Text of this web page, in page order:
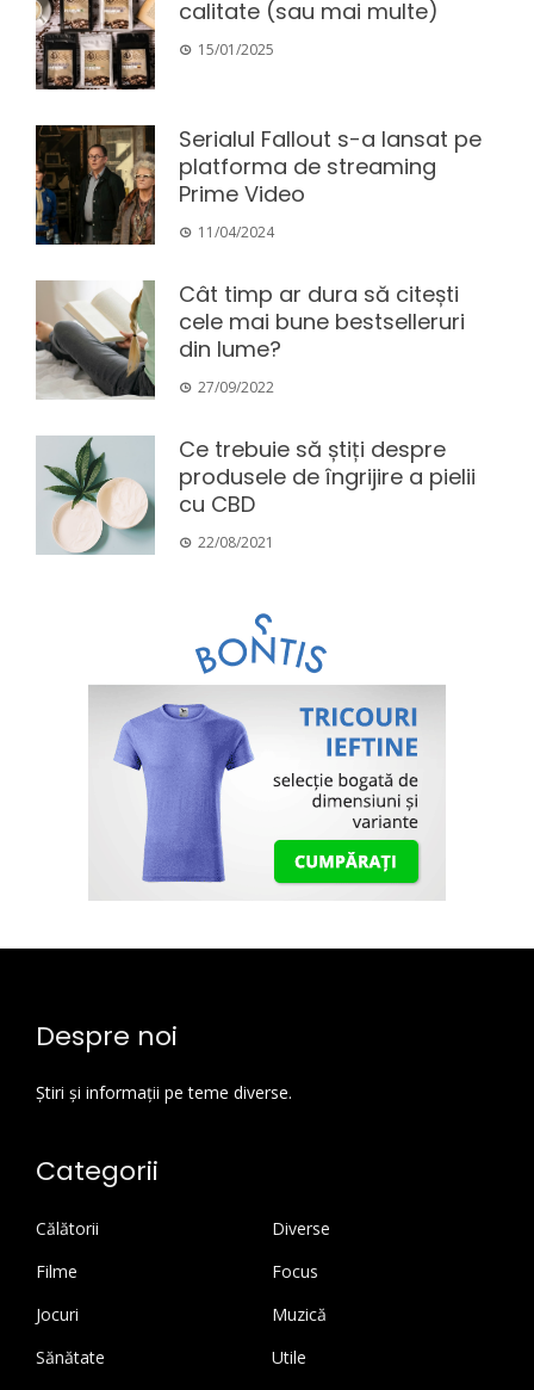
calitate (sau mai multe)
15/01/2025
Serialul Fallout s-a lansat pe
platforma de streaming
Prime Video
11/04/2024
Cât timp ar dura să citești
cele mai bune bestselleruri
din lume?
27/09/2022
Ce trebuie să știți despre
produsele de îngrijire a pielii
cu CBD
22/08/2021
Despre noi
Știri și informații pe teme diverse.
Categorii
Călătorii
Diverse
Filme
Focus
Jocuri
Muzică
Sănătate
Utile